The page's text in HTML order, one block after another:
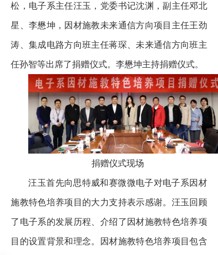
松，电子系主任汪玉，党委书记沈渊，副主任邓北
星、李懋坤，因材施教未来通信方向项目主任王劲
涛、集成电路方向班主任蒋琛、未来通信方向班主
任孙智等出席了捐赠仪式。李懋坤主持捐赠仪式。
捐赠仪式现场
汪玉首先向思特威和赛微微电子对电子系因材
施教特色培养项目的大力支持表示感谢。汪玉回顾
了电子系的发展历程、介绍了因材施教特色培养项
目的设置背景和理念。因材施教特色培养项目包含